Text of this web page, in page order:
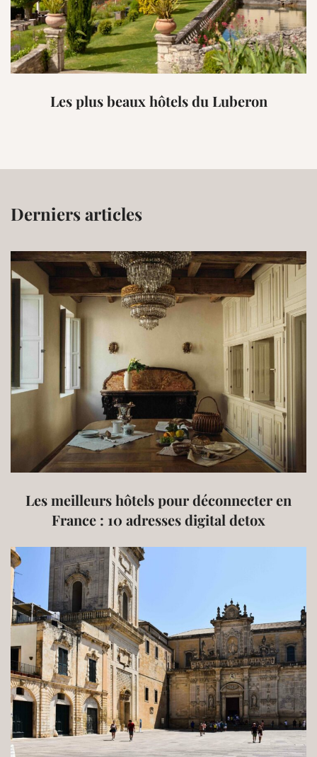
Les plus beaux hôtels du Luberon
Derniers articles
Les meilleurs hôtels pour déconnecter en
France : 10 adresses digital detox